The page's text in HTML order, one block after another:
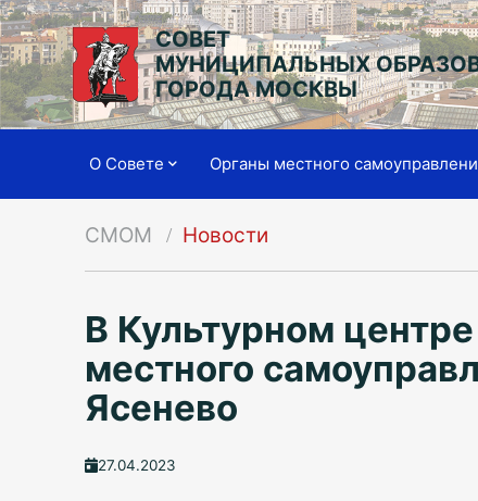
СОВЕТ
МУНИЦИПАЛЬНЫХ
ГОРОДА МОСКВЫ
О Совете Органы местного
СМОМ Новости
В Культурном
местного
Ясенево
27.04.2023